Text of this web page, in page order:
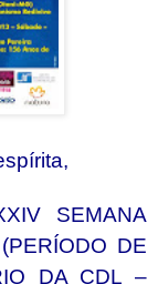
SEMANA
DE
DA CDL –